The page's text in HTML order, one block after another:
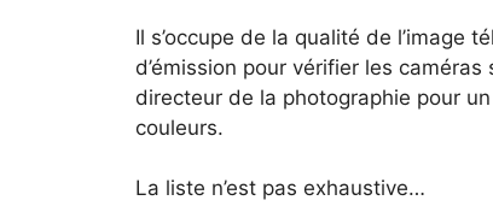
Il s’occupe de la qualité de l’image
d’émission pour vérifier les
directeur de la photographie pour
couleurs.
La liste n’est pas exhaustive…